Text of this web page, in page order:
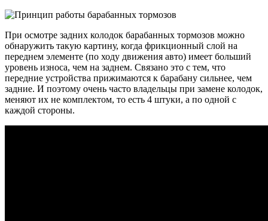
При осмотре задних колодок барабанных тормозов можно
обнаружить такую картину, когда фрикционный слой на
переднем элементе (по ходу движения авто) имеет больший
уровень износа, чем на заднем. Связано это с тем, что
передние устройства прижимаются к барабану сильнее, чем
задние. И поэтому очень часто владельцы при замене колодок,
меняют их не комплектом, то есть 4 штуки, а по одной с
каждой стороны.